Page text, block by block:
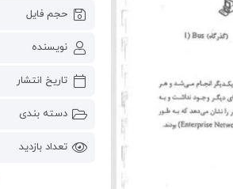
حجم فایل
نویسنده
تاریخ انتشار
دسته بندی
تعداد بازدید